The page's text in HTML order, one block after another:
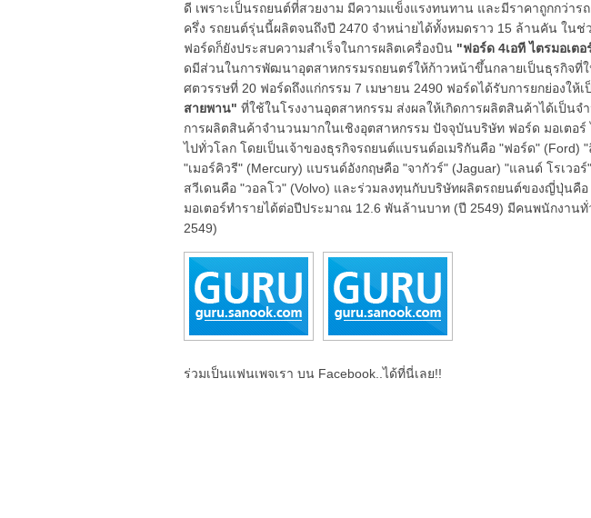
ดี เพราะเป็นรถยนต์ที่สวยงาม มีความแข็งแรงทนทาน และมีราคาถูกกว่า
ครึ่ง รถยนต์รุ่นนี้ผลิตจนถึงปี 2470 จำหน่ายได้ทั้งหมดราว 15 ล้านคัน ในช่
ฟอร์ดก็ยังประสบความสำเร็จในการผลิตเครื่องบิน "ฟอร์ด 4เอที ไตรมอเตอ
ดมีส่วนในการพัฒนาอุตสาหกรรมรถยนตร์ให้ก้าวหน้าขึ้นกลายเป็นธุรกิจที่
ศตวรรษที่ 20 ฟอร์ดถึงแก่กรรม 7 เมษายน 2490 ฟอร์ดได้รับการยกย่องให้เ
สายพาน" ที่ใช้ในโรงงานอุตสาหกรรม ส่งผลให้เกิดการผลิตสินค้าได้เป็น
การผลิตสินค้าจำนวนมากในเชิงอุตสาหกรรม ปัจจุบันบริษัท ฟอร์ด มอเตอร์
ไปทั่วโลก โดยเป็นเจ้าของธุรกิจรถยนต์แบรนด์อเมริกันคือ "ฟอร์ด" (Ford)
"เมอร์คิวรี" (Mercury) แบรนด์อังกฤษคือ "จากัวร์" (Jaguar) "แลนด์ โรเวอ
สวีเดนคือ "วอลโว" (Volvo) และร่วมลงทุนกับบริษัทผลิตรถยนต์ของญี่ปุ่นคื
มอเตอร์ทำรายได้ต่อปีประมาณ 12.6 พันล้านบาท (ปี 2549) มีคนพนักงานทั่
2549)
ร่วมเป็นแฟนเพจเรา บน Facebook..ได้ที่นี่เลย!!